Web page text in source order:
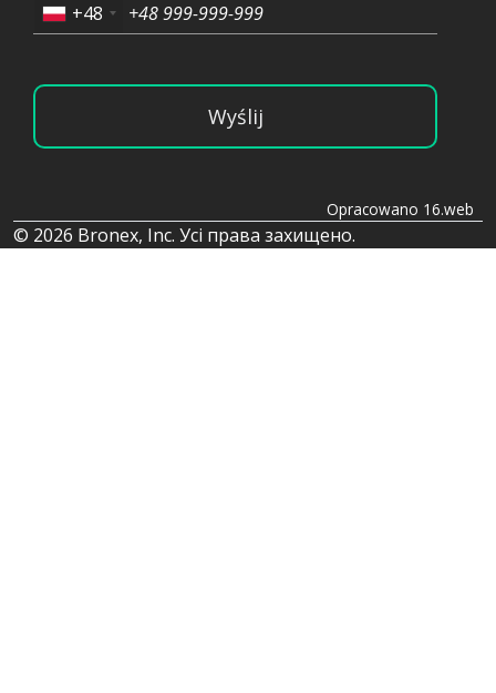
+48
Wyślij
Opracowano 16.web
© 2026 Bronex, Inc. Усі права захищено.